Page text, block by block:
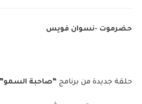
حضرموت -نسوان فويس
حلقة جديدة من برنامج “صاحبة السمو”